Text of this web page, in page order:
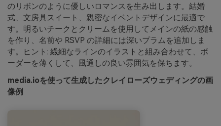
のリボンのように優しいロマンスを生み出します。結婚
式、文房具スイート、親密なイベントデザインに最適で
す。明るいチークとクリームを使用してメインの紙の感触
を作り、名前や RSVP の詳細には深いプラムを追加しま
す。ヒント: 繊細なラインのイラストと組み合わせて、ボ
ーダーを薄くして、風通しの良い雰囲気を保ちます。
media.ioを使って生成したクレイローズウェディングの画
像例